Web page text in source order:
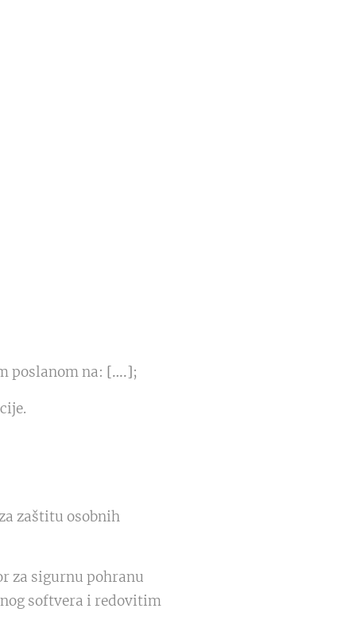
poslanom na: [….];
zaštitu osobnih
za sigurnu pohranu
softvera i redovitim